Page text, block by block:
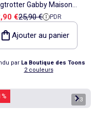
Gabby Maison
Cartable 32 cm
1 compartiment
de vente
€Prix de référence
25,90 € PDR
Ajouter au panier
par La Boutique des Toons
2 couleurs
1/3